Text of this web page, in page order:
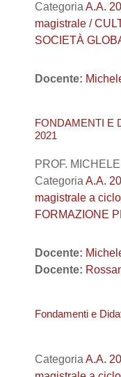
Categoria A.A.
magistrale /
SOCIETÀ
Docente:
FONDAMENTI E
2021
PROF.
Categoria A.A.
magistrale a
FORMAZIONE
Docente:
Docente:
Fondamenti e
Categoria A.A.